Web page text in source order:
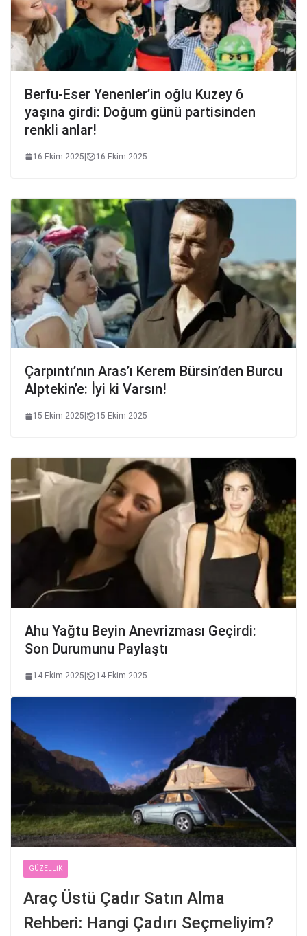
Berfu-Eser Yenenler’in oğlu Kuzey 6
yaşına girdi: Doğum günü partisinden
renkli anlar!
16 Ekim 2025| 16 Ekim 2025
Çarpıntı’nın Aras’ı Kerem Bürsin’den Burcu
Alptekin’e: İyi ki Varsın!
15 Ekim 2025 15 Ekim 2025
Ahu Yağtu Beyin Anevrizması Geçirdi:
Son Durumunu Paylaştı
14 Ekim 2025 14 Ekim 2025
GÜZELLIK
Araç Üstü Çadır Satın Alma
Rehberi: Hangi Çadırı Seçmeliyim?